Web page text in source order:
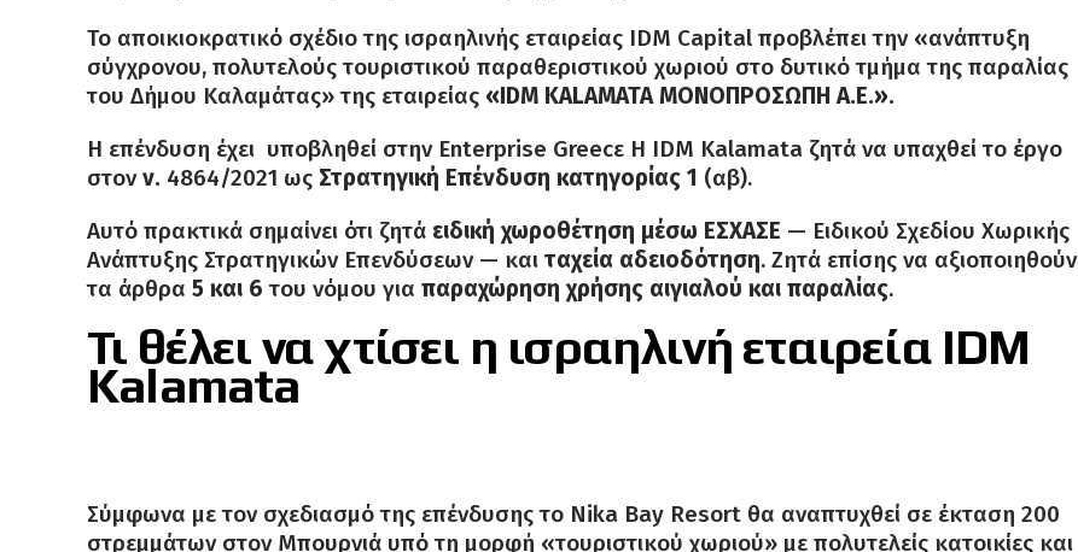
Το αποικιοκρατικό σχέδιο της ισραηλινής εταιρείας IDM Capital προβλέπει την «ανάπτυξη
σύγχρονου, πολυτελούς τουριστικού παραθεριστικού χωριού στο δυτικό τμήμα της παραλίας
του Δήμου Καλαμάτας» της εταιρείας «IDM KALAMATA ΜΟΝΟΠΡΟΣΩΠΗ Α.Ε.».
Η επένδυση έχει υποβληθεί στην Εnterprise Greecε Η IDM Kalamata ζητά να υπαχθεί το έργο
στονν. 4864/2021 ως Στρατηγική Επένδυση κατηγορίας 1 (αβ).
Αυτό πρακτικά σημαίνει ότι ζητά ειδική χωροθέτηση μέσω ΕΣΧΑΣΕ — Ειδικού Σχεδίου Χωρικής
Ανάπτυξης Στρατηγικών Επενδύσεων — και ταχεία αδειοδότηση. Ζητά επίσης να αξιοποιηθούν
τα άρθρα 5 και 6 του νόμου για παραχώρηση χρήσης αιγιαλού και παραλίας.
Τι θέλει να χτίσει η ισραηλινή εταιρεία IDM
Kalamata
Σύμφωνα με τον σχεδιασμό της επένδυσης το Nika Bay Resort θα αναπτυχθεί σε έκταση 200
στρεμμάτων στον Μπουρνιά υπό τη μορφή «τουριστικού χωριού» με πολυτελείς κατοικίες και